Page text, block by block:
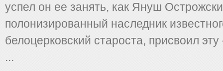
успел он ее занять, как Януш
полонизированный наследник
белоцерковский староста, присвоил
...